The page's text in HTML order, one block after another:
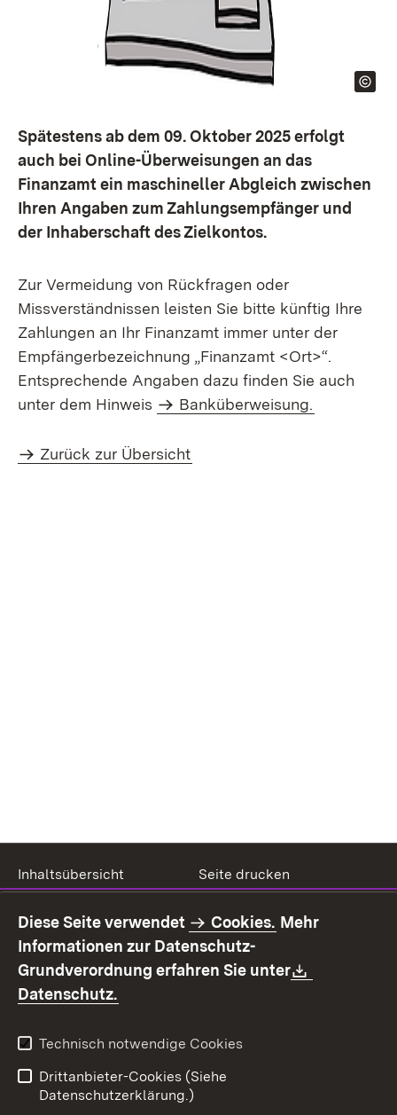
Spätestens ab dem 09. Oktober 2025 erfolgt
auch bei Online-Überweisungen an das
Finanzamt ein maschineller Abgleich zwischen
Ihren Angaben zum Zahlungsempfänger und
der Inhaberschaft des Zielkontos.
Zur Vermeidung von Rückfragen oder
Missverständnissen leisten Sie bitte künftig Ihre
Zahlungen an Ihr Finanzamt immer unter der
Empfängerbezeichnung „Finanzamt <Ort>“.
Entsprechende Angaben dazu finden Sie auch
unter dem Hinweis
Banküberweisung.
Zurück zur Übersicht
Inhaltsübersicht
Seite drucken
Benutzungshinweise
Erklärung zur
Barrierefreiheit
Kontakt
Fehlerhaften Link melden
Diese Seite verwendet Cookies. Mehr
Informationen zur Datenschutz-
Grundverordnung erfahren Sie unter
Datenschutz.
Technisch notwendige Cookies
Drittanbieter-Cookies (Siehe
Datenschutzerklärung.)